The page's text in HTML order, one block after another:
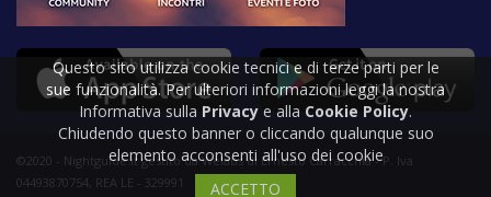
©2020 - Nightguide.it gestito da Welabs di Ernesto Carracchia - P. Iva
04493870754, REA LE - 329991
Questo sito utilizza cookie tecnici e di terze parti per le
sue funzionalità. Per ulteriori informazioni leggi la nostra
Informativa sulla Privacy e alla Cookie Policy.
Chiudendo questo banner o cliccando qualunque suo
elemento acconsenti all'uso dei cookie
ACCETTO